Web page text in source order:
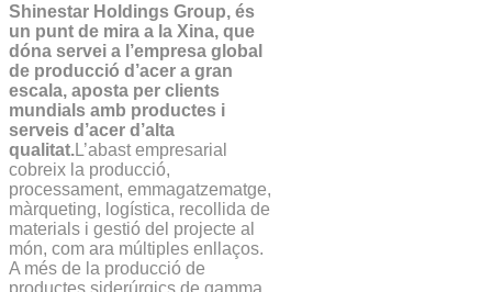
Shinestar Holdings Group, és
un punt de mira a la Xina, que
dóna servei a l’empresa global
de producció d’acer a gran
escala, aposta per clients
mundials amb productes i
serveis d’acer d’alta
qualitat.L’abast empresarial
cobreix la producció,
processament, emmagatzematge,
màrqueting, logística, recollida de
materials i gestió del projecte al
món, com ara múltiples enllaços.
A més de la producció de
productes siderúrgics de gamma